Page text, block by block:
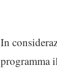
In
programma